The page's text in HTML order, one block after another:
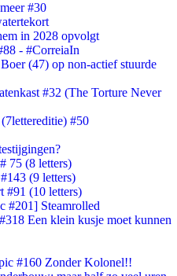
#30
in 2028 opvolgt
- #CorreiaIn
(47) op non-actief stuurde
#32 (The Torture Never
#50
75 (8 letters)
(9 letters)
#91 (10 letters)
#201] Steamrolled
Een klein kusje moet kunnen
#160 Zonder Kolonel!!